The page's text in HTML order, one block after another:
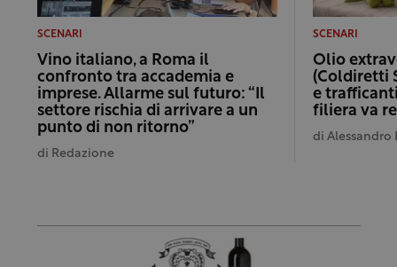
SCENARI
Vino italiano, a Roma il
confronto tra accademia e
imprese. Allarme sul futuro: “Il
settore rischia di arrivare a un
punto di non ritorno”
di Redazione
SCENARI
Olio
(Coldiretti
e
filiera va
diAlessandro